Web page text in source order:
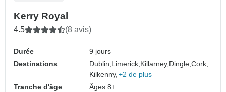
Kerry Royal
4.5 (8 avis)
Durée
9 jours
Destinations
Dublin,Limerick,Killarney,Dingle,Cork,
Kilkenny, +2 de plus
Tranche d'âge
Âges 8+